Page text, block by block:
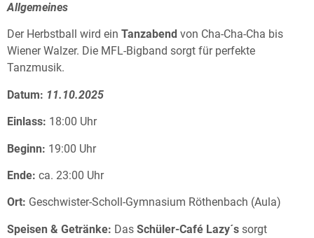
Allgemeines
Der Herbstball wird ein Tanzabend von Cha-Cha-Cha bis
Wiener Walzer. Die MFL-Bigband sorgt für perfekte
Tanzmusik.
Datum: 11.10.2025
Einlass: 18:00 Uhr
Beginn: 19:00 Uhr
Ende: ca. 23:00 Uhr
Ort: Geschwister-Scholl-Gymnasium Röthenbach (Aula)
Speisen & Getränke: Das Schüler-Café Lazy´s sorgt